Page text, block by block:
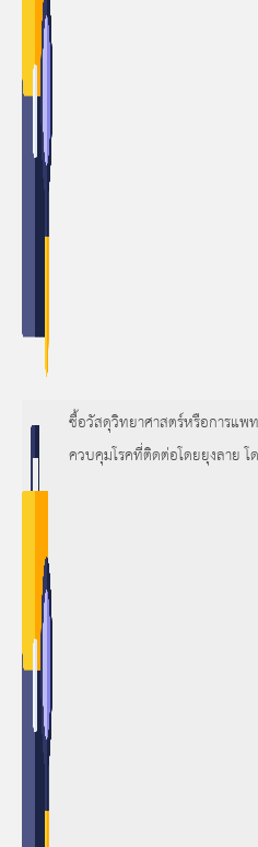
ซื้อวัสดุวิทยาศาสตร์หรือการแ
ควบคุมโรคที่ติดต่อโดยยุงลาย โ